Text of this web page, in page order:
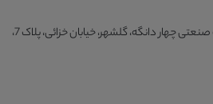
تهران، اتوبان آزادگان، شهرک صنعتی چهار دانگه، گلشهر، خیابان خزائی، پلاک 7،